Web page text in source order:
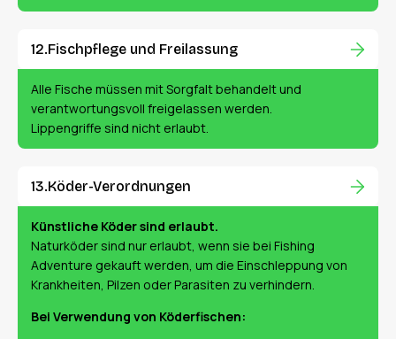
Fischpflege und Freilassung
Alle Fische müssen mit Sorgfalt behandelt und
verantwortungsvoll freigelassen werden.
Lippengriffe sind nicht erlaubt.
Köder-Verordnungen
Künstliche Köder sind erlaubt.
Naturköder sind nur erlaubt, wenn sie bei Fishing
Adventure gekauft werden, um die Einschleppung von
Krankheiten, Pilzen oder Parasiten zu verhindern.
Bei Verwendung von Köderfischen: